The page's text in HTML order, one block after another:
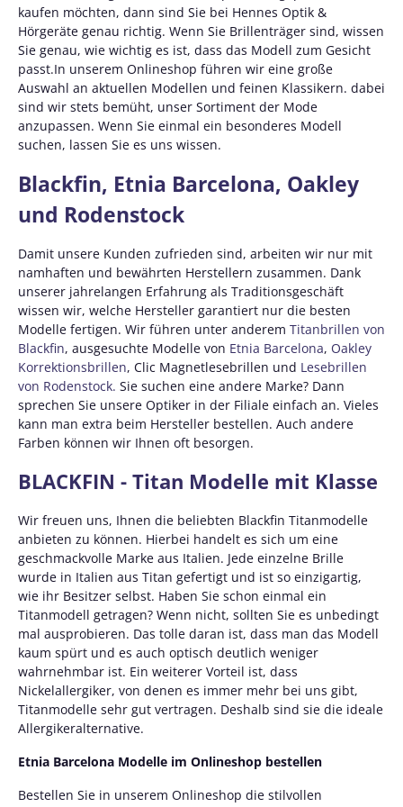
kaufen möchten, dann sind Sie bei Hennes Optik &
Hörgeräte genau richtig. Wenn Sie Brillenträger sind, wissen
Sie genau, wie wichtig es ist, dass das Modell zum Gesicht
passt.In unserem Onlineshop führen wir eine große
Auswahl an aktuellen Modellen und feinen Klassikern. dabei
sind wir stets bemüht, unser Sortiment der Mode
anzupassen. Wenn Sie einmal ein besonderes Modell
suchen, lassen Sie es uns wissen.
Blackfin, Etnia Barcelona, Oakley
und Rodenstock
Damit unsere Kunden zufrieden sind, arbeiten wir nur mit
namhaften und bewährten Herstellern zusammen. Dank
unserer jahrelangen Erfahrung als Traditionsgeschäft
wissen wir, welche Hersteller garantiert nur die besten
Modelle fertigen. Wir führen unter anderem Titanbrillen von
Blackfin, ausgesuchte Modelle von Etnia Barcelona, Oakley
Korrektionsbrillen, Clic Magnetlesebrillen und Lesebrillen
von Rodenstock. Sie suchen eine andere Marke? Dann
sprechen Sie unsere Optiker in der Filiale einfach an. Vieles
kann man extra beim Hersteller bestellen. Auch andere
Farben können wir Ihnen oft besorgen.
BLACKFIN - Titan Modelle mit Klasse
Wir freuen uns, Ihnen die beliebten Blackfin Titanmodelle
anbieten zu können. Hierbei handelt es sich um eine
geschmackvolle Marke aus Italien. Jede einzelne Brille
wurde in Italien aus Titan gefertigt und ist so einzigartig,
wie ihr Besitzer selbst. Haben Sie schon einmal ein
Titanmodell getragen? Wenn nicht, sollten Sie es unbedingt
mal ausprobieren. Das tolle daran ist, dass man das Modell
kaum spürt und es auch optisch deutlich weniger
wahrnehmbar ist. Ein weiterer Vorteil ist, dass
Nickelallergiker, von denen es immer mehr bei uns gibt,
Titanmodelle sehr gut vertragen. Deshalb sind sie die ideale
Allergikeralternative.
Etnia Barcelona Modelle im Onlineshop bestellen
Bestellen Sie in unserem Onlineshop die stilvollen